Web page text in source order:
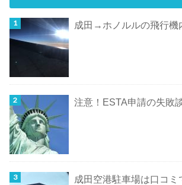
成田→ホノルルの飛行機
注意！ESTA申請の失敗
成田空港駐車場は口コミ